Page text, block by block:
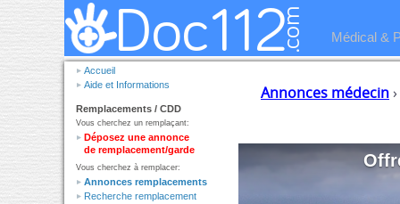
Médical &
Accueil
Aide et Informations
Remplacements / CDD
Vous cherchez un remplaçant:
Déposez une annonce
de remplacement/garde
Vous cherchez à remplacer:
Annonces remplacements
Recherche remplacement
Annonces médecin›